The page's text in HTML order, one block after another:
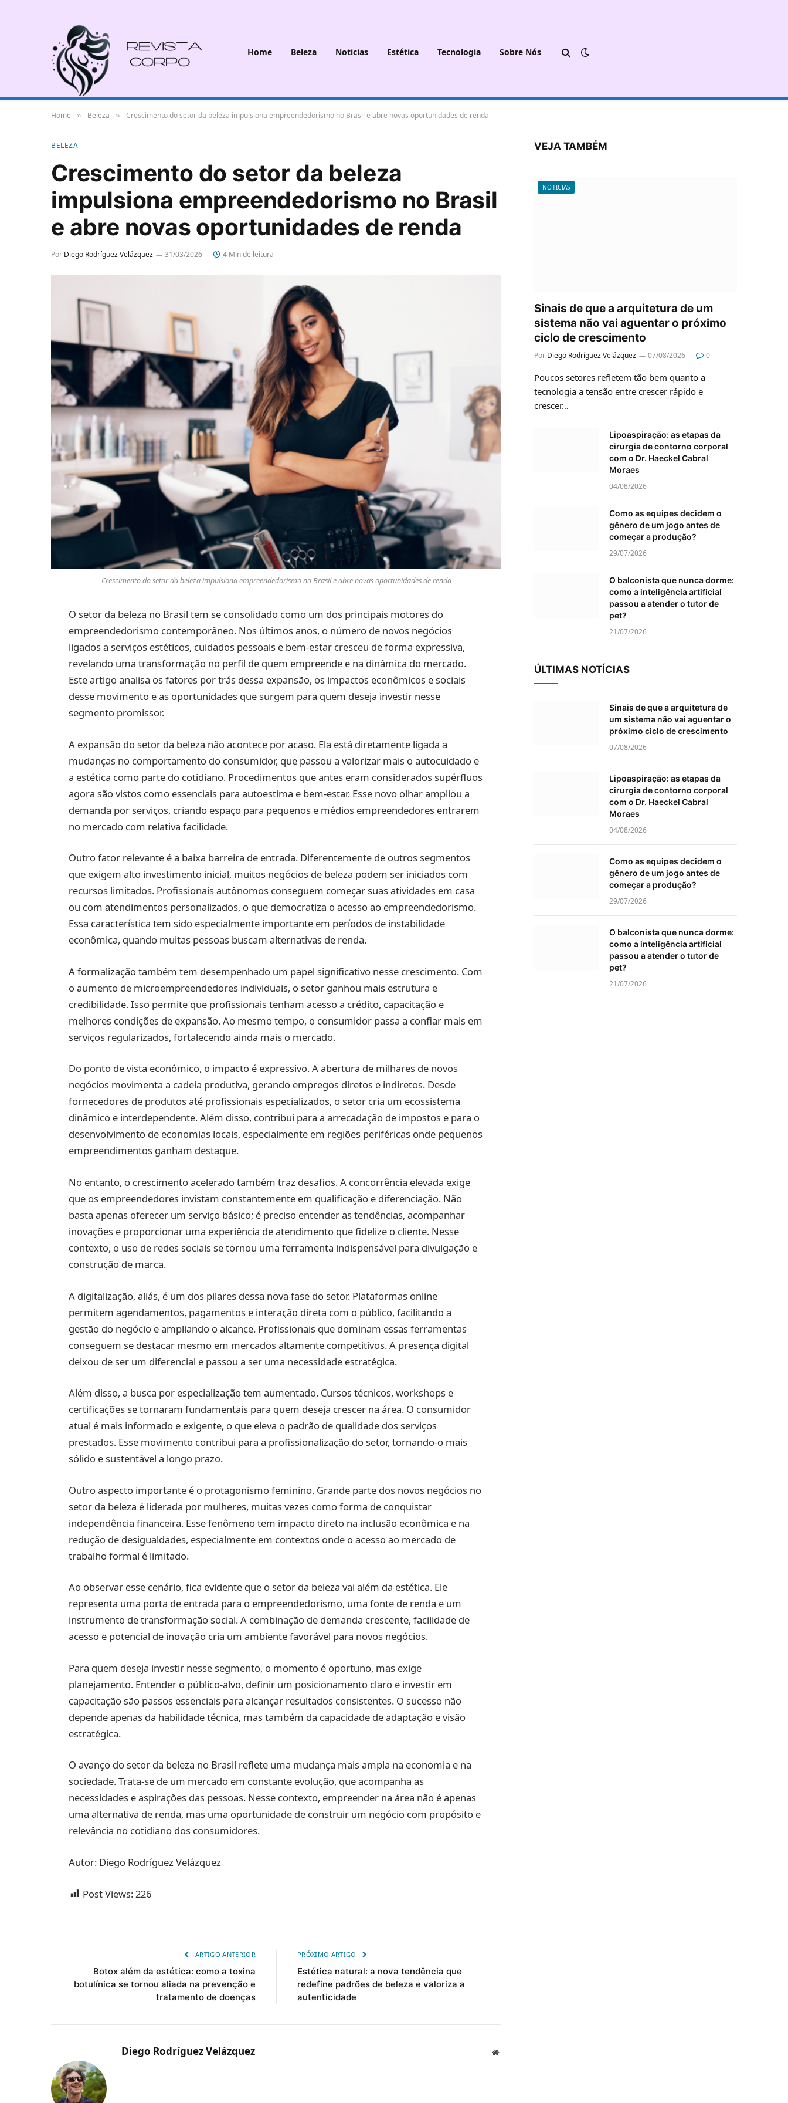
Home Beleza Noticias Estética Tecnologia Sobre Nós
Home » Beleza » Crescimento do setor da beleza impulsiona empreendedorismo no Brasil e abre novas oportunidades de renda
BELEZA
Crescimento do setor da beleza
impulsiona empreendedorismo no Brasil
e abre novas oportunidades de renda
Por Diego Rodríguez Velázquez 31/03/2026 4 Min de leitura
Crescimento do setor da beleza impulsiona empreendedorismo no Brasil e abre novas oportunidades de renda
O setor da beleza no Brasil tem se consolidado como um dos principais motores do
empreendedorismo contemporâneo. Nos últimos anos, o número de novos negócios
ligados a serviços estéticos, cuidados pessoais e bem-estar cresceu de forma expressiva,
revelando uma transformação no perfil de quem empreende e na dinâmica do mercado.
Este artigo analisa os fatores por trás dessa expansão, os impactos econômicos e sociais
desse movimento e as oportunidades que surgem para quem deseja investir nesse
segmento promissor.
A expansão do setor da beleza não acontece por acaso. Ela está diretamente ligada a
mudanças no comportamento do consumidor, que passou a valorizar mais o autocuidado e
a estética como parte do cotidiano. Procedimentos que antes eram considerados supérfluos
agora são vistos como essenciais para autoestima e bem-estar. Esse novo olhar ampliou a
demanda por serviços, criando espaço para pequenos e médios empreendedores entrarem
no mercado com relativa facilidade.
Outro fator relevante é a baixa barreira de entrada. Diferentemente de outros segmentos
que exigem alto investimento inicial, muitos negócios de beleza podem ser iniciados com
recursos limitados. Profissionais autônomos conseguem começar suas atividades em casa
ou com atendimentos personalizados, o que democratiza o acesso ao empreendedorismo.
Essa característica tem sido especialmente importante em períodos de instabilidade
econômica, quando muitas pessoas buscam alternativas de renda.
A formalização também tem desempenhado um papel significativo nesse crescimento. Com
o aumento de microempreendedores individuais, o setor ganhou mais estrutura e
credibilidade. Isso permite que profissionais tenham acesso a crédito, capacitação e
melhores condições de expansão. Ao mesmo tempo, o consumidor passa a confiar mais em
serviços regularizados, fortalecendo ainda mais o mercado.
Do ponto de vista econômico, o impacto é expressivo. A abertura de milhares de novos
negócios movimenta a cadeia produtiva, gerando empregos diretos e indiretos. Desde
fornecedores de produtos até profissionais especializados, o setor cria um ecossistema
dinâmico e interdependente. Além disso, contribui para a arrecadação de impostos e para o
desenvolvimento de economias locais, especialmente em regiões periféricas onde pequenos
empreendimentos ganham destaque.
No entanto, o crescimento acelerado também traz desafios. A concorrência elevada exige
que os empreendedores invistam constantemente em qualificação e diferenciação. Não
basta apenas oferecer um serviço básico; é preciso entender as tendências, acompanhar
inovações e proporcionar uma experiência de atendimento que fidelize o cliente. Nesse
contexto, o uso de redes sociais se tornou uma ferramenta indispensável para divulgação e
construção de marca.
A digitalização, aliás, é um dos pilares dessa nova fase do setor. Plataformas online
permitem agendamentos, pagamentos e interação direta com o público, facilitando a
gestão do negócio e ampliando o alcance. Profissionais que dominam essas ferramentas
conseguem se destacar mesmo em mercados altamente competitivos. A presença digital
deixou de ser um diferencial e passou a ser uma necessidade estratégica.
Além disso, a busca por especialização tem aumentado. Cursos técnicos, workshops e
certificações se tornaram fundamentais para quem deseja crescer na área. O consumidor
atual é mais informado e exigente, o que eleva o padrão de qualidade dos serviços
prestados. Esse movimento contribui para a profissionalização do setor, tornando-o mais
sólido e sustentável a longo prazo.
Outro aspecto importante é o protagonismo feminino. Grande parte dos novos negócios no
setor da beleza é liderada por mulheres, muitas vezes como forma de conquistar
independência financeira. Esse fenômeno tem impacto direto na inclusão econômica e na
redução de desigualdades, especialmente em contextos onde o acesso ao mercado de
trabalho formal é limitado.
Ao observar esse cenário, fica evidente que o setor da beleza vai além da estética. Ele
representa uma porta de entrada para o empreendedorismo, uma fonte de renda e um
instrumento de transformação social. A combinação de demanda crescente, facilidade de
acesso e potencial de inovação cria um ambiente favorável para novos negócios.
Para quem deseja investir nesse segmento, o momento é oportuno, mas exige
planejamento. Entender o público-alvo, definir um posicionamento claro e investir em
capacitação são passos essenciais para alcançar resultados consistentes. O sucesso não
depende apenas da habilidade técnica, mas também da capacidade de adaptação e visão
estratégica.
O avanço do setor da beleza no Brasil reflete uma mudança mais ampla na economia e na
sociedade. Trata-se de um mercado em constante evolução, que acompanha as
necessidades e aspirações das pessoas. Nesse contexto, empreender na área não é apenas
uma alternativa de renda, mas uma oportunidade de construir um negócio com propósito e
relevância no cotidiano dos consumidores.
Autor: Diego Rodríguez Velázquez
Post Views: 226
ARTIGO ANTERIOR
Botox além da estética: como a toxina
botulínica se tornou aliada na prevenção e
tratamento de doenças
PRÓXIMO ARTIGO
Estética natural: a nova tendência que
redefine padrões de beleza e valoriza a
autenticidade
Diego Rodríguez Velázquez Website
VEJA TAMBÉM
NOTICIAS
Sinais de que a arquitetura de um
sistema não vai aguentar o próximo
ciclo de crescimento
Por Diego Rodríguez Velázquez 07/08/2026 0
Poucos setores refletem tão bem quanto a
tecnologia a tensão entre crescer rápido e
crescer…
Lipoaspiração: as etapas da
cirurgia de contorno corporal
com o Dr. Haeckel Cabral
Moraes
04/08/2026
Como as equipes decidem o
gênero de um jogo antes de
começar a produção?
29/07/2026
O balconista que nunca dorme:
como a inteligência artificial
passou a atender o tutor de
pet?
21/07/2026
ÚLTIMAS NOTÍCIAS
Sinais de que a arquitetura de
um sistema não vai aguentar o
próximo ciclo de crescimento
07/08/2026
Lipoaspiração: as etapas da
cirurgia de contorno corporal
com o Dr. Haeckel Cabral
Moraes
04/08/2026
Como as equipes decidem o
gênero de um jogo antes de
começar a produção?
29/07/2026
O balconista que nunca dorme:
como a inteligência artificial
passou a atender o tutor de
pet?
21/07/2026